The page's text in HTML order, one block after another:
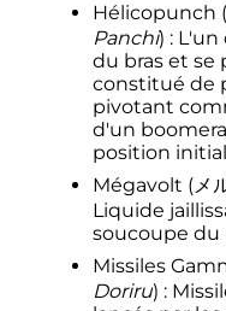
Hélicopunch (
Panchi) : L'un
du bras et se
constitué de
pivotant
d'un
position
Mégavolt (メ
Liquide
soucoupe du
Missiles
Doriru) :